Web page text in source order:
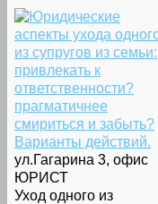
ул.Гагарина 3, офис
ЮРИСТ
Уход одного из